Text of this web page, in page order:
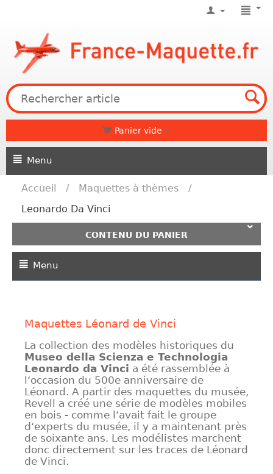
Panier vide
Menu
Accueil / Maquettes à thèmes
/
Leonardo Da Vinci
CONTENU DU PANIER
Menu
Maquettes Léonard de Vinci
La collection des modèles historiques du
Museo della Scienza e Technologia
Leonardo da Vinci a été rassemblée à
l‘occasion du 500e anniversaire de
Léonard. A partir des maquettes du musée,
Revell a créé une série de modèles mobiles
en bois - comme l‘avait fait le groupe
d‘experts du musée, il y a maintenant près
de soixante ans. Les modélistes marchent
donc directement sur les traces de Léonard
de Vinci.